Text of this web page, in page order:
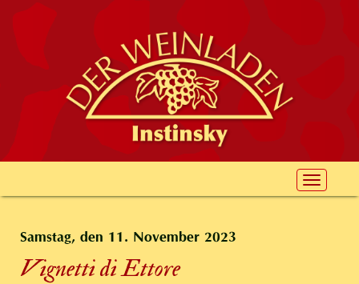
Toggle
Samstag, den 11. November 2023
Vignetti di Ettore